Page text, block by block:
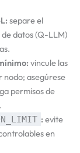
separe el
datos (Q-LLM)
vincule las
nodo; asegúrese
permisos de
:evite
en